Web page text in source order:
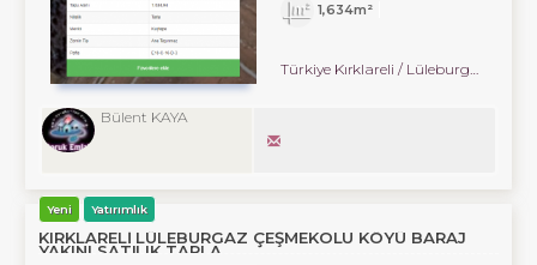
1,634m²
Türkiye Kırklareli / Lüleburgaz
Bülent KAYA
Yeni Yatırımlık
KIRKLARELİ LÜLEBURGAZ ÇEŞMEKOLU KÖYÜ BARAJ
YAKINI SATILIK TARLA